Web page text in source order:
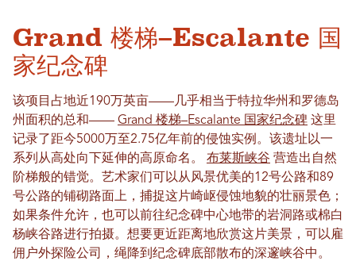
Grand 楼梯–Escalante 国
家纪念碑
该项目占地近190万英亩——几乎相当于特拉华州和罗德岛
州面积的总和—— Grand 楼梯–Escalante 国家纪念碑 这里
记录了距今5000万至2.75亿年前的侵蚀实例。该遗址以一
系列从高处向下延伸的高原命名。 布莱斯峡谷 营造出自然
阶梯般的错觉。艺术家们可以从风景优美的12号公路和89
号公路的铺砌路面上，捕捉这片崎岖侵蚀地貌的壮丽景色；
如果条件允许，也可以前往纪念碑中心地带的岩洞路或棉白
杨峡谷路进行拍摄。想要更近距离地欣赏这片美景，可以雇
佣户外探险公司，绳降到纪念碑底部散布的深邃峡谷中。